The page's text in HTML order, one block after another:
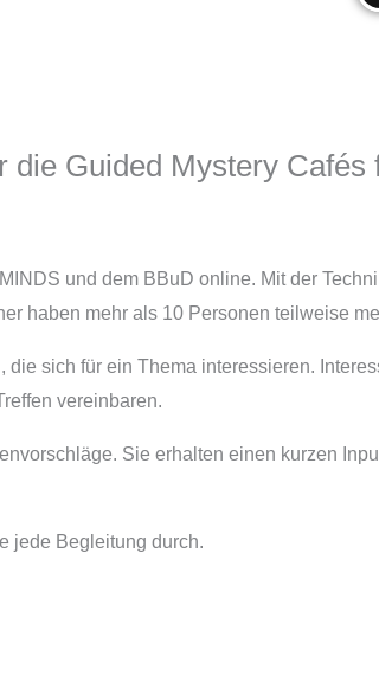
Guided Mystery Cafés
und dem BBuD online. Mit der
haben mehr als 10 Personen teilweise
die sich für ein Thema interessieren.
vereinbaren.
Sie erhalten einen kurzen
jede Begleitung durch.